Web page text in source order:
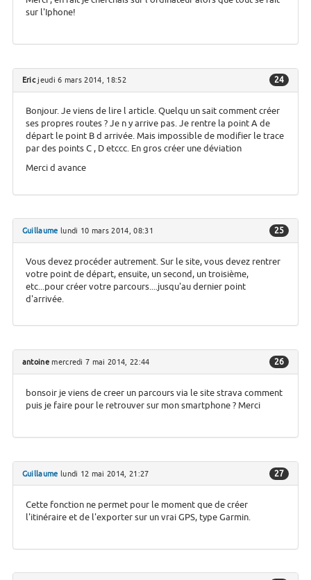
sur l'Iphone!
Ericjeudi 6 mars 2014, 18:52 24
Bonjour. Je viens de lire l article. Quelqu un sait comment créer
ses propres routes ? Je n y arrive pas. Je rentre la point A de
départ le point B d arrivée. Mais impossible de modifier le trace
par des points C , D etccc. En gros créer une déviation
Merci d avance
Guillaume lundi 10 mars 2014, 08:31 25
Vous devez procéder autrement. Sur le site, vous devez rentrer
votre point de départ, ensuite, un second, un troisième,
etc...pour créer votre parcours....jusqu'au dernier point
d'arrivée.
antoinemercredi 7 mai 2014, 22:44 26
bonsoir je viens de creer un parcours via le site strava comment
puis je faire pour le retrouver sur mon smartphone ? Merci
Guillaume lundi 12 mai 2014, 21:27 27
Cette fonction ne permet pour le moment que de créer
l'itinéraire et de l'exporter sur un vrai GPS, type Garmin.